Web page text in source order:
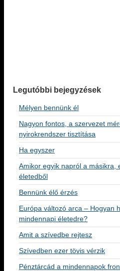
Legutóbbi bejegyzések
Mélyen bennünk él
Nagyon fontos, a szervezet
nyirokrendszer tisztítása
Ha egyszer
Amikor egyik napról a másikra,
életedből
Bennünk élő érzés
Európa változó arca – Hogyan
mindennapi életedre?
Amit a szívedbe rejtesz
Szívedben ezer tövis vérzik
Pénztárcád a mindennapok